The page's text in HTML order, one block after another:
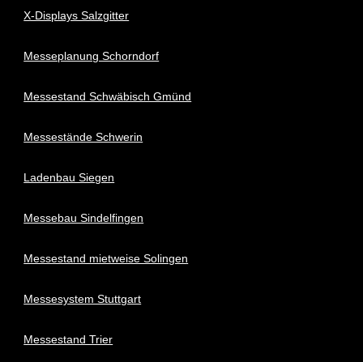
X-Displays Salzgitter
Messeplanung Schorndorf
Messestand Schwäbisch Gmünd
Messestände Schwerin
Ladenbau Siegen
Messebau Sindelfingen
Messestand mietweise Solingen
Messesystem Stuttgart
Messestand Trier